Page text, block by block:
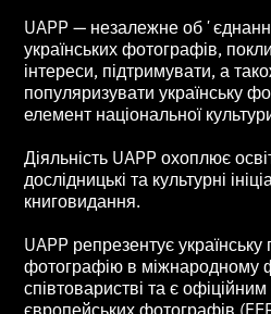
UAPP — незалежне
українських фотографів,
інтереси, підтримувати, а
популяризувати українську
елемент національної
Діяльність UAPP охоплює
дослідницькі та культурні
книговидання.
UAPP репрезентує
фотографію в міжнародному
співтоваристві та є
європейських фотографів